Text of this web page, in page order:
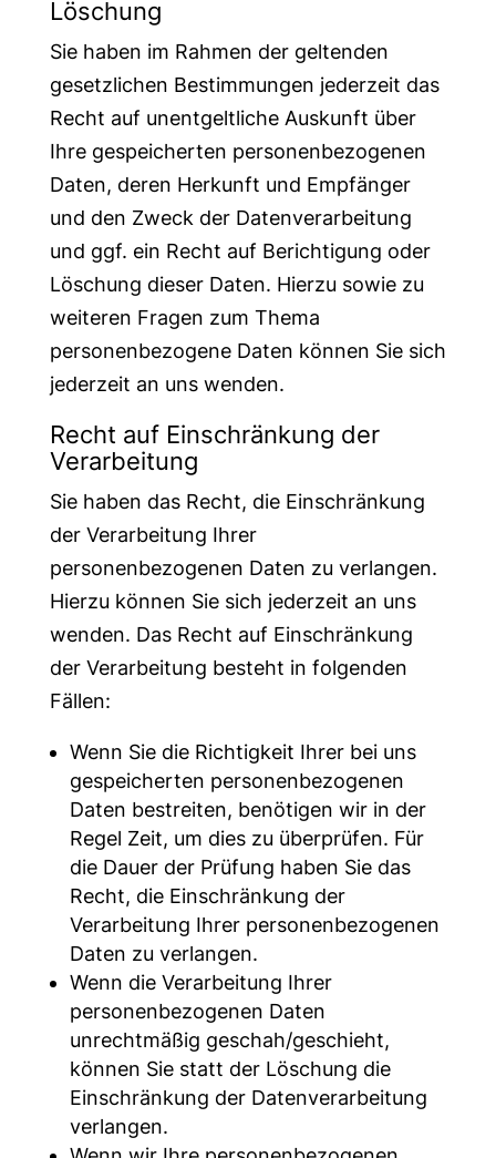
Löschung
Sie haben im Rahmen der geltenden
gesetzlichen Bestimmungen jederzeit das
Recht auf unentgeltliche Auskunft über
Ihre gespeicherten personenbezogenen
Daten, deren Herkunft und Empfänger
und den Zweck der Datenverarbeitung
und ggf. ein Recht auf Berichtigung oder
Löschung dieser Daten. Hierzu sowie zu
weiteren Fragen zum Thema
personenbezogene Daten können Sie sich
jederzeit an uns wenden.
Recht auf Einschränkung der
Verarbeitung
Sie haben das Recht, die Einschränkung
der Verarbeitung Ihrer
personenbezogenen Daten zu verlangen.
Hierzu können Sie sich jederzeit an uns
wenden. Das Recht auf Einschränkung
der Verarbeitung besteht in folgenden
Fällen:
Wenn Sie die Richtigkeit Ihrer bei uns
gespeicherten personenbezogenen
Daten bestreiten, benötigen wir in der
Regel Zeit, um dies zu überprüfen. Für
die Dauer der Prüfung haben Sie das
Recht, die Einschränkung der
Verarbeitung Ihrer personenbezogenen
Daten zu verlangen.
Wenn die Verarbeitung Ihrer
personenbezogenen Daten
unrechtmäßig geschah/geschieht,
können Sie statt der Löschung die
Einschränkung der Datenverarbeitung
verlangen.